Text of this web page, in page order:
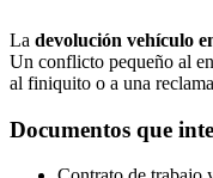
La devolución vehículo
Un conflicto pequeño al
al finiquito o a una
Documentos que